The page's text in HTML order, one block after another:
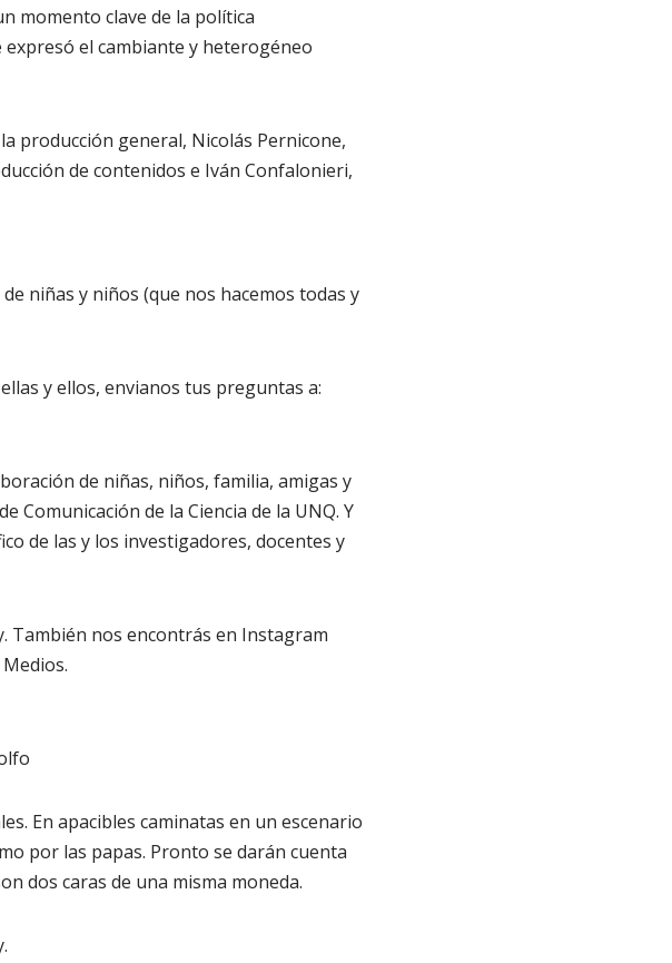
momento clave de la política
el cambiante y heterogéneo
producción general, Nicolás Pernicone,
de contenidos e Iván Confalonieri,
niñas y niños (que nos hacemos todas y
y ellos, envianos tus preguntas a:
de niñas, niños, familia, amigas y
Comunicación de la Ciencia de la UNQ. Y
de las y los investigadores, docentes y
También nos encontrás en Instagram
En apacibles caminatas en un escenario
por las papas. Pronto se darán cuenta
dos caras de una misma moneda.